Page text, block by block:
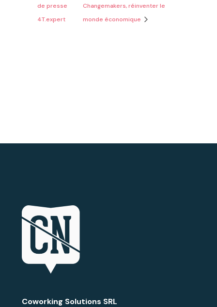
de presse
4T.expert
Changemakers, réinventer le
monde économique
Coworking Solutions SRL